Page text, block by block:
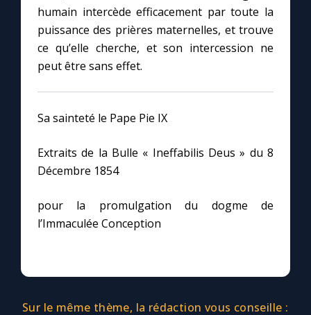
humain intercède efficacement par toute la
puissance des prières maternelles, et trouve
ce qu’elle cherche, et son intercession ne
peut être sans effet.
Sa sainteté le Pape Pie IX
Extraits de la Bulle « Ineffabilis Deus » du 8
Décembre 1854
pour la promulgation du dogme de
l’Immaculée Conception
Sur le même thème, la rédaction vous conseille :